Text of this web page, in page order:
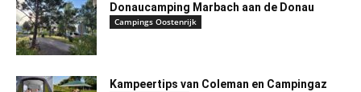
Donaucamping Marbach aan de Donau
Campings Oostenrijk
Kampeertips van Coleman en Campingaz